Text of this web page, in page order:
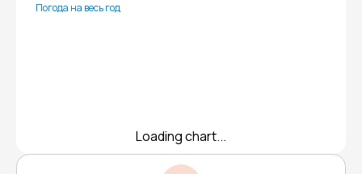
Погода на весь год
Loading chart...